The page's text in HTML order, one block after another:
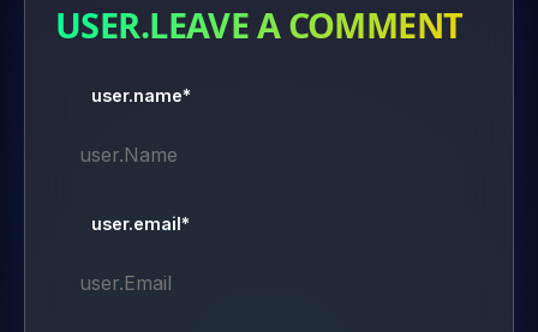
USER.LEAVE A COMMENT
user.name*
user.email*